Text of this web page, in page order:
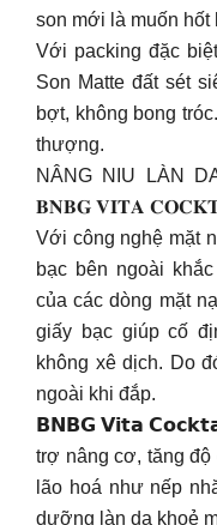
son mới là muốn hốt
Với packing đặc
Son Matte đất sét
bợt, không bong
thượng.
NÂNG NIU LÀN
𝐁𝐍𝐁𝐆 𝐕𝐈𝐓𝐀
Với công nghệ mặt
bạc bên ngoài
của các dòng mặt
giấy bạc giúp cố
không xê dịch. Do
ngoài khi đắp.
𝗕𝗡𝗕𝗚 𝗩𝗶𝘁𝗮
trợ nâng cơ, tăng
lão hoá như nếp
dưỡng làn da khoẻ